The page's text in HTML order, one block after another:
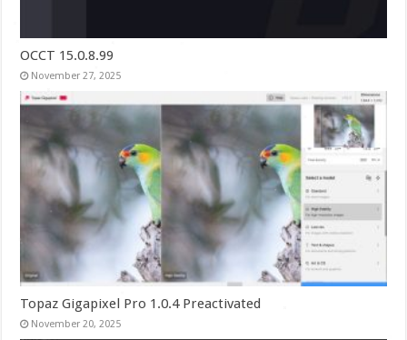
OCCT 15.0.8.99
November 27, 2025
Topaz Gigapixel Pro 1.0.4 Preactivated
November 20, 2025